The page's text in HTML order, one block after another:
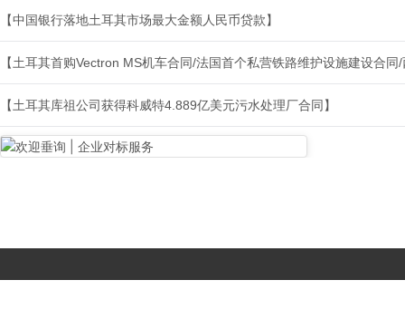
【中国银行落地土耳其市场最大金额人民币贷款】
【土耳其首购Vectron MS机车合同/法国首个私营铁路维护设施建设合
【土耳其库祖公司获得科威特4.889亿美元污水处理厂合同】